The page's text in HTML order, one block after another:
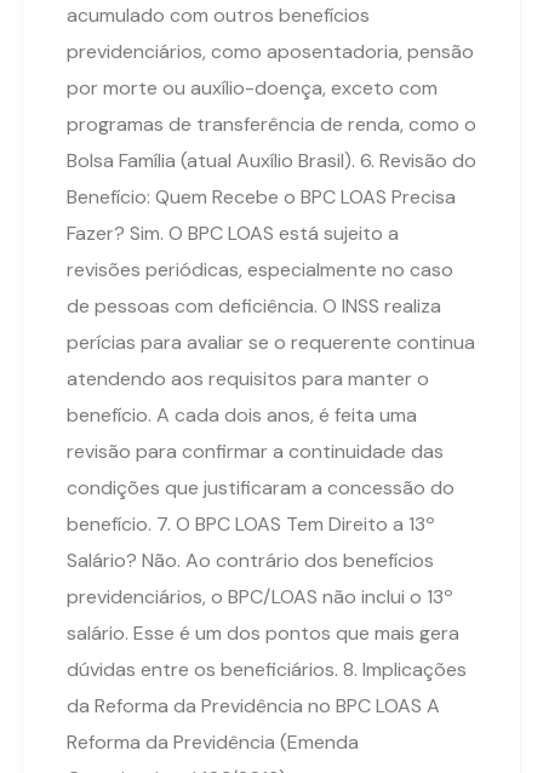
acumulado com outros benefícios
previdenciários, como aposentadoria, pensão
por morte ou auxílio-doença, exceto com
programas de transferência de renda, como o
Bolsa Família (atual Auxílio Brasil). 6. Revisão do
Benefício: Quem Recebe o BPC LOAS Precisa
Fazer? Sim. O BPC LOAS está sujeito a
revisões periódicas, especialmente no caso
de pessoas com deficiência. O INSS realiza
perícias para avaliar se o requerente continua
atendendo aos requisitos para manter o
benefício. A cada dois anos, é feita uma
revisão para confirmar a continuidade das
condições que justificaram a concessão do
benefício. 7. O BPC LOAS Tem Direito a 13º
Salário? Não. Ao contrário dos benefícios
previdenciários, o BPC/LOAS não inclui o 13º
salário. Esse é um dos pontos que mais gera
dúvidas entre os beneficiários. 8. Implicações
da Reforma da Previdência no BPC LOAS A
Reforma da Previdência (Emenda